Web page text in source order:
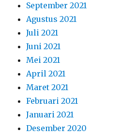
September 2021
Agustus 2021
Juli 2021
Juni 2021
Mei 2021
April 2021
Maret 2021
Februari 2021
Januari 2021
Desember 2020